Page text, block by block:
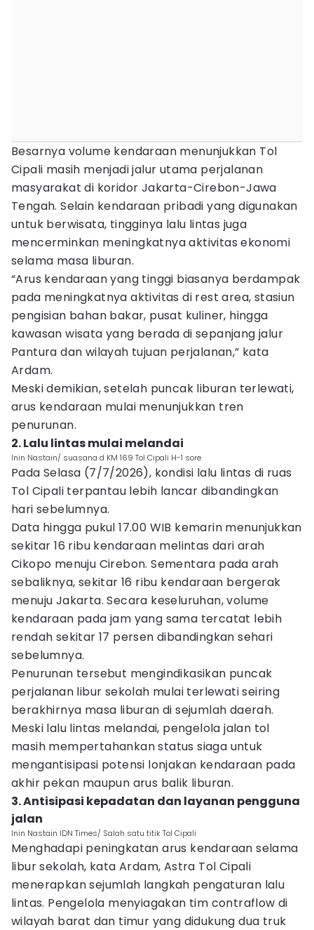
Besarnya volume kendaraan menunjukkan Tol
Cipali masih menjadi jalur utama perjalanan
masyarakat di koridor Jakarta-Cirebon-Jawa
Tengah. Selain kendaraan pribadi yang digunakan
untuk berwisata, tingginya lalu lintas juga
mencerminkan meningkatnya aktivitas ekonomi
selama masa liburan.
“Arus kendaraan yang tinggi biasanya berdampak
pada meningkatnya aktivitas di rest area, stasiun
pengisian bahan bakar, pusat kuliner, hingga
kawasan wisata yang berada di sepanjang jalur
Pantura dan wilayah tujuan perjalanan,” kata
Ardam.
Meski demikian, setelah puncak liburan terlewati,
arus kendaraan mulai menunjukkan tren
penurunan.
2. Lalu lintas mulai melandai
Inin Nastain/ suasana d KM 169 Tol Cipali H-1 sore
Pada Selasa (7/7/2026), kondisi lalu lintas di ruas
Tol Cipali terpantau lebih lancar dibandingkan
hari sebelumnya.
Data hingga pukul 17.00 WIB kemarin menunjukkan
sekitar 16 ribu kendaraan melintas dari arah
Cikopo menuju Cirebon. Sementara pada arah
sebaliknya, sekitar 16 ribu kendaraan bergerak
menuju Jakarta. Secara keseluruhan, volume
kendaraan pada jam yang sama tercatat lebih
rendah sekitar 17 persen dibandingkan sehari
sebelumnya.
Penurunan tersebut mengindikasikan puncak
perjalanan libur sekolah mulai terlewati seiring
berakhirnya masa liburan di sejumlah daerah.
Meski lalu lintas melandai, pengelola jalan tol
masih mempertahankan status siaga untuk
mengantisipasi potensi lonjakan kendaraan pada
akhir pekan maupun arus balik liburan.
3. Antisipasi kepadatan dan layanan pengguna
jalan
Inin Nastain IDN Times/ Salah satu titik Tol Cipali
Menghadapi peningkatan arus kendaraan selama
libur sekolah, kata Ardam, Astra Tol Cipali
menerapkan sejumlah langkah pengaturan lalu
lintas. Pengelola menyiagakan tim contraflow di
wilayah barat dan timur yang didukung dua truk